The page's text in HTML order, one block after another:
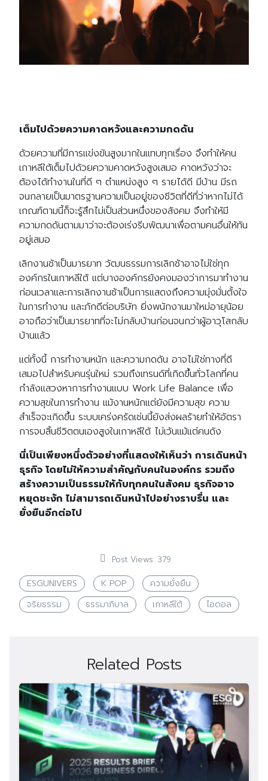
เต็มไปด้วยความคาดหวังและความกดดัน
ด้วยความที่มีการแข่งขันสูงมากในแทบทุกเรื่อง จึงทำให้คน
เกาหลีใต้เต็มไปด้วยความคาดหวังสูงเสมอ คาดหวังว่าจะ
ต้องได้ทำงานในที่ดี ๆ ตำแหน่งสูง ๆ รายได้ดี มีบ้าน มีรถ
จนกลายเป็นมาตรฐานความเป็นอยู่ของชีวิตที่ดีที่ว่าหากไม่ได้
เกณฑ์ตามนี้ก็จะรู้สึกไม่เป็นส่วนหนึ่งของสังคม จึงทำให้มี
ความกดดันตามมาว่าจะต้องเร่งรีบพัฒนาเพื่อตามคนอื่นให้ทัน
อยู่เสมอ
เลิกงานช้าเป็นมารยาท วัฒนธรรมการเลิกช้าอาจไม่ใช่ทุก
องค์กรในเกาหลีใต้ แต่บางองค์กรยังคงมองว่าการมาทำงาน
ก่อนเวลาและการเลิกงานช้าเป็นการแสดงถึงความมุ่งมั่นตั้งใจ
ในการทำงาน และภักดีต่อบริษัท ยิ่งพนักงานมาใหม่อายุน้อย
อาจถือว่าเป็นมารยาทที่จะไม่กลับบ้านก่อนจนกว่าผู้อาวุโสกลับ
บ้านแล้ว
แต่ทั้งนี้ การทำงานหนัก และความกดดัน อาจไม่ใช่ทางที่ดี
เสมอไปสำหรับคนรุ่นใหม่ รวมถึงเทรนด์ที่เกิดขึ้นทั่วโลกที่คน
กำลังแสวงหาการทำงานแบบ Work Life Balance เพื่อ
ความสุขในการทำงาน แม้งานหนักแต่ยังมีความสุข ความ
สำเร็จจะเกิดขึ้น ระบบเคร่งครัดเช่นนี้ยังส่งผลร้ายทำให้อัตรา
การจบสิ้นชีวิตตนเองสูงในเกาหลีใต้ ไม่เว้นแม้แต่คนดัง
นี่เป็นเพียงหนึ่งตัวอย่างที่แสดงให้เห็นว่า การเดินหน้า
ธุรกิจ โดยไม่ให้ความสำคัญกับคนในองค์กร รวมถึง
สร้างความเป็นธรรมให้กับทุกคนในสังคม ธุรกิจอาจ
หยุดชะงัก ไม่สามารถเดินหน้าไปอย่างราบรื่น และ
ยั่งยืนอีกต่อไป
Post Views: 379
ESGUNIVERS K POP
ความยั่งยืน
จริยธรรม
ธรรมาภิบาล เกาหลีใต้ ไอดอล
Related Posts